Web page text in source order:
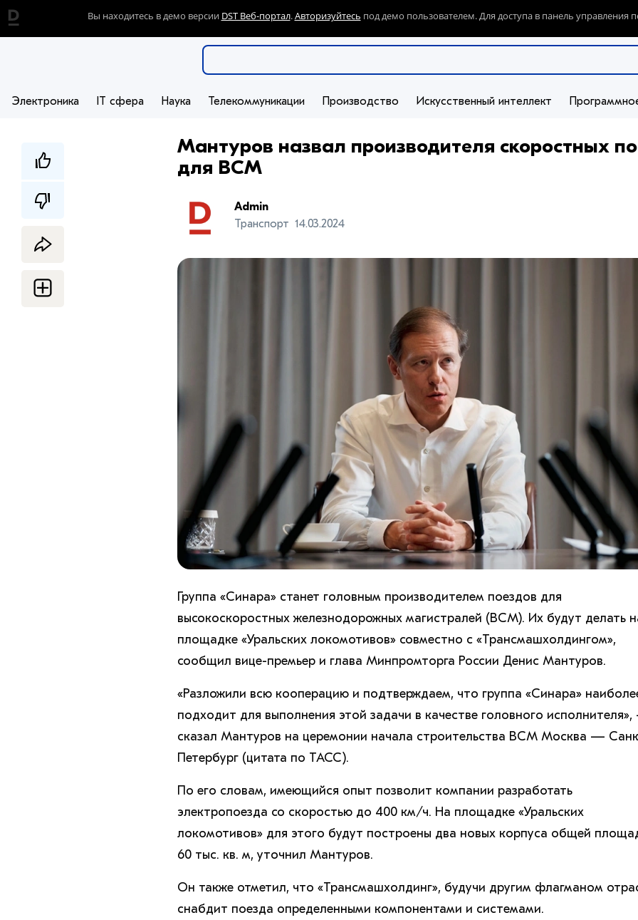
Вы находитесь в демо версии DST Веб-портал.Авторизуйтесь под демо пользователем. Для доступа в панель управления
Электроника IT сфера Наука Телекоммуникации Производство Искусственный интеллект
Мантуров назвал производителя скоростных
для ВСМ
Admin
Транспорт 14.03.2024
Группа «Синара» станет головным производителем поездов для
высокоскоростных железнодорожных магистралей (ВСМ). Их будут делать
площадке «Уральских локомотивов» совместно с «Трансмашхолдингом»,
сообщил вице-премьер и глава Минпромторга России Денис Мантуров.
«Разложили всю кооперацию и подтверждаем, что группа «Синара»
подходит для выполнения этой задачи в качестве головного
сказал Мантуров на церемонии начала строительства ВСМ Москва —
Петербург (цитата по ТАСС).
По его словам, имеющийся опыт позволит компании разработать
электропоезда со скоростью до 400 км/ч. На площадке «Уральских
локомотивов» для этого будут построены два новых корпуса общей
60 тыс. кв. м, уточнил Мантуров.
Он также отметил, что «Трансмашхолдинг», будучи другим флагманом
снабдит поезда определенными компонентами и системами.